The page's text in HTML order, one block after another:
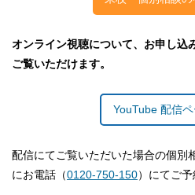
オンライン視聴について、お申し込
ご覧いただけます。
YouTube 配信
配信にてご覧いただいた場合の個別
にお電話（0120-750-150）にてご予